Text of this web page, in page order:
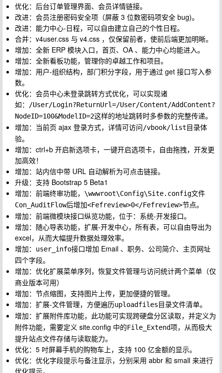
优化：后台订单管理界面、会员详情链接。
改进：会员注册密码安全项（屏蔽 3 位数密码项安全 bug)。
改进：能力中心-日程，可以自由建立自己的个性日程。
合并：v4user.css 与 v4.css ，仅保留前者，使前后端更加明晰。
增加：全新 ERP 模块入口，首页、OA 、能力中心均能进入。
增加：全新看板功能，管理你的卓越工作和项目。
增加：用户-组织结构，部门积分字段，用于通过 get 接口写入参
数。
优化：会员中心未登录跳转方式优化，可以实现诸
如：
/User/Login?ReturnUrl=/User/Content/AddContent?
NodeID=100&ModelID=2这样的地址跳转时多参数的完整传递。
增加：当前页 ajax 登录方式，详情可访问/vbook/list目录体
验。
增加：ctrl+b 开启新选项卡，一键开启选项卡，自由拖拽，开发更
加高效！
增加：站内信中带 URL 自动解析为可点击链接。
升级：支持 Bootstrap 5 Beta1
增加：前端终审功能， \wwwroot\Config\Site.config文件
Con_AuditFlow后增加<Fefreview>0</Fefreview>节点。
增加：前端微模块接口纵览功能，位于：系统-开发接口。
增加：随心导表功能，扩展-开发中心，所有表，可以自由导出为
excel，从而大幅提升数据处理效率。
增加：
user_info接口增加 Email 、职务、公司简介、主页网址
四个字段。
增加：优化扩展菜单序列，恢复文件管理与访问统计两个菜单（仅
商业版本可用）
增加：节点缩图，支持图片上传，更加便捷的管理。
增加：扩展-文件管理，方便遍历uploadfiles目录文件清单。
增加： 扩展附件库功能，此功能可实现跨硬盘分区读取，并定义为
附件功能，需要定义 site.config 中的File_Extend项，从而极大
提升站点文件存储与读取能力。
优化：5 吋屏幕手机的购物车上，支持 100 亿金额的显示。
优化：优化字段提示与备注显示，分别采用 abbr 和 small 来进行